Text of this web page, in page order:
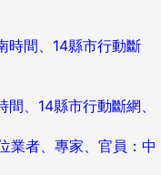
、14縣市行動斷網、